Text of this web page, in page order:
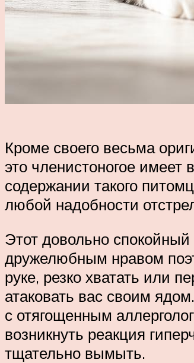
Кроме своего весьма
это членистоногое
содержании такого
любой надобности
Этот довольно
дружелюбным нравом
руке, резко хватать или
атаковать вас своим
с отягощенным
возникнуть реакция
тщательно вымыть.